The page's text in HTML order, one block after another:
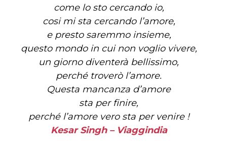
come lo sto cercando io,
cosi mi sta cercando l’amore,
e presto saremmo insieme,
questo mondo in cui non voglio vivere,
un giorno diventerà bellissimo,
perché troverò l’amore.
Questa mancanza d’amore
sta per finire,
perché l’amore vero sta per venire !
Kesar Singh – Viaggindia